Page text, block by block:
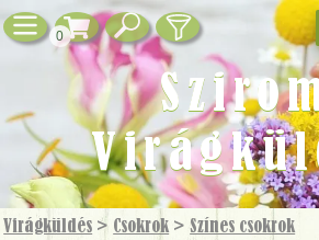
0
Virágküldés > Csokrok >Színes csokrok